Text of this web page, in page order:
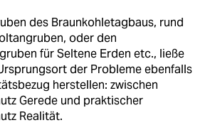
des Braunkohletagbaus, rund
oder den
für Seltene Erden etc., ließe
der Probleme ebenfalls
herstellen: zwischen
Gerede und praktischer
Realität.